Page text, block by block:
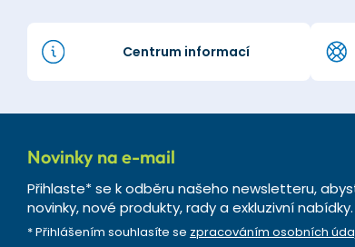
Centrum informací
Novinky na e-mail
Přihlaste* se k odběru našeho newsletteru,
novinky, nové produkty, rady a exkluzivní nabídky.
* Přihlášením souhlasíte se zpracováním osobních